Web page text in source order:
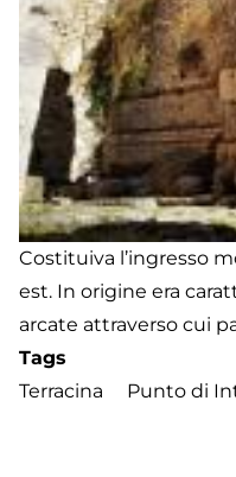
Costituiva l’ingresso
est. In origine era
arcate attraverso cui
Tags
Terracina
Punto di